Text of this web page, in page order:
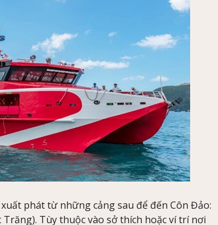
phát từ những cảng sau để đến Côn Đảo:
Tùy thuộc vào sở thích hoặc ví trí nơi